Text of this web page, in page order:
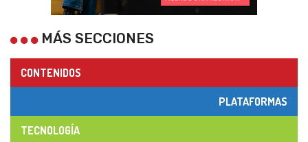
MÁS SECCIONES
CONTENIDOS
PLATAFORMAS
TECNOLOGÍA